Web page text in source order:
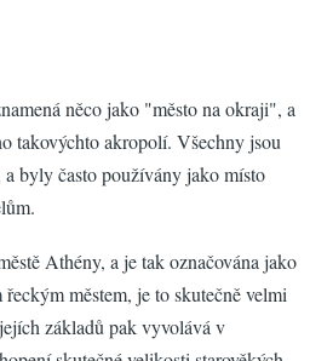
něco jako "město na okraji", a
takovýchto akropolí. Všechny jsou
byly často používány jako místo
Athény, a je tak označována jako
městem, je to skutečně velmi
základů pak vyvolává v